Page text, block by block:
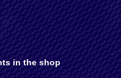
in the shop